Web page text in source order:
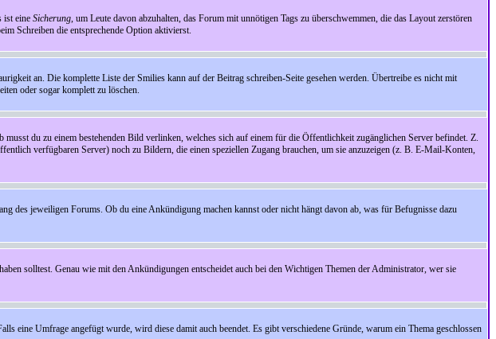
ist eine Sicherung, um Leute davon abzuhalten, das Forum mit unnötigen Tags zu überschwemmen, die das Layout zerstören
Schreiben die entsprechende Option aktivierst.
an. Die komplette Liste der Smilies kann auf der Beitrag schreiben-Seite gesehen werden. Übertreibe es nicht mit
oder sogar komplett zu löschen.
du zu einem bestehenden Bild verlinken, welches sich auf einem für die Öffentlichkeit zugänglichen Server befindet. Z.
verfügbaren Server) noch zu Bildern, die einen speziellen Zugang brauchen, um sie anzuzeigen (z. B. E-Mail-Konten,
des jeweiligen Forums. Ob du eine Ankündigung machen kannst oder nicht hängt davon ab, was für Befugnisse dazu
solltest. Genau wie mit den Ankündigungen entscheidet auch bei den Wichtigen Themen der Administrator, wer sie
eine Umfrage angefügt wurde, wird diese damit auch beendet. Es gibt verschiedene Gründe, warum ein Thema geschlossen